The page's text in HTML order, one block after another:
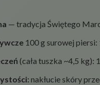
— tradycja Świętego
100 g surowej
(cała tuszka ~4,5 kg):
nakłucie skóry